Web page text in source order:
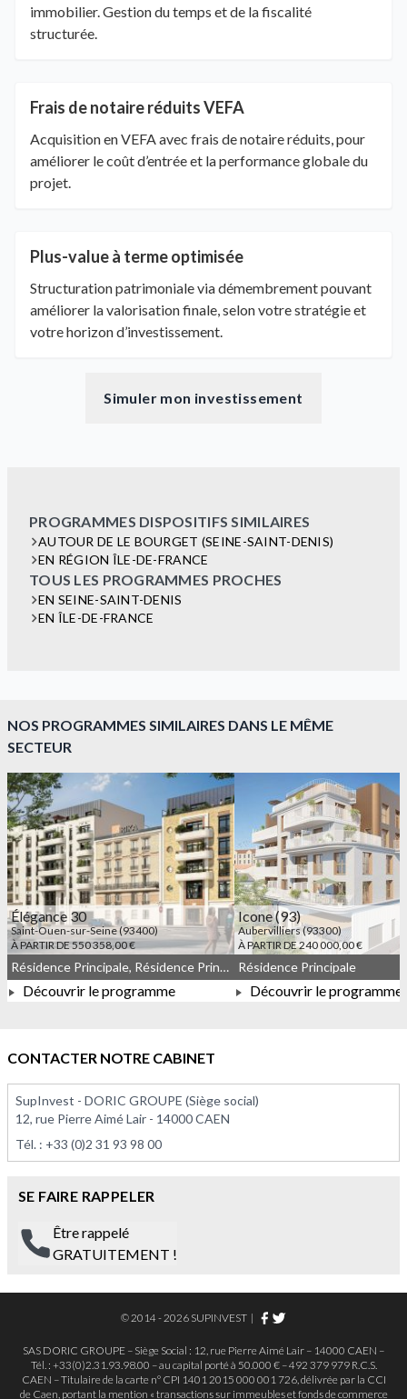
immobilier. Gestion du temps et de la fiscalité
structurée.
Frais de notaire réduits VEFA
Acquisition en VEFA avec frais de notaire réduits, pour
améliorer le coût d’entrée et la performance globale du
projet.
Plus-value à terme optimisée
Structuration patrimoniale via démembrement pouvant
améliorer la valorisation finale, selon votre stratégie et
votre horizon d’investissement.
Simuler mon investissement
PROGRAMMES DISPOSITIFS SIMILAIRES
AUTOUR DE LE BOURGET (SEINE-SAINT-DENIS)
EN RÉGION ÎLE-DE-FRANCE
TOUS LES PROGRAMMES PROCHES
EN SEINE-SAINT-DENIS
EN ÎLE-DE-FRANCE
NOS PROGRAMMES SIMILAIRES DANS LE MÊME
SECTEUR
Élégance 30
Saint-Ouen-sur-Seine (93400)
À PARTIR DE 550 358,00 €
À PARTIR DE 550 358,00 €
Résidence Principale, Résidence Principale, Droit commun, Meublé non géré
Découvrir le programme
Icone (93)
Aubervilliers (93300)
À PARTIR DE 240 000,00 €
Résidence Principale
Découvrir le programme
CONTACTER NOTRE CABINET
SupInvest - DORIC GROUPE (Siège social)
12, rue Pierre Aimé Lair - 14000 CAEN
Tél. : +33 (0)2 31 93 98 00
SE FAIRE RAPPELER
Être rappelé
GRATUITEMENT !
© 2014 - 2026 SUPINVEST |
SAS DORIC GROUPE – Siège Social : 12, rue Pierre Aimé Lair – 14000 CAEN –
Tél. : +33(0)2.31.93.98.00 – au capital porté à 50.000 € – 492 379 979 R.C.S.
CAEN – Titulaire de la carte n° CPI 1401 2015 000 001 726, délivrée par la CCI
de Caen, portant la mention « transactions sur immeubles et fonds de commerce